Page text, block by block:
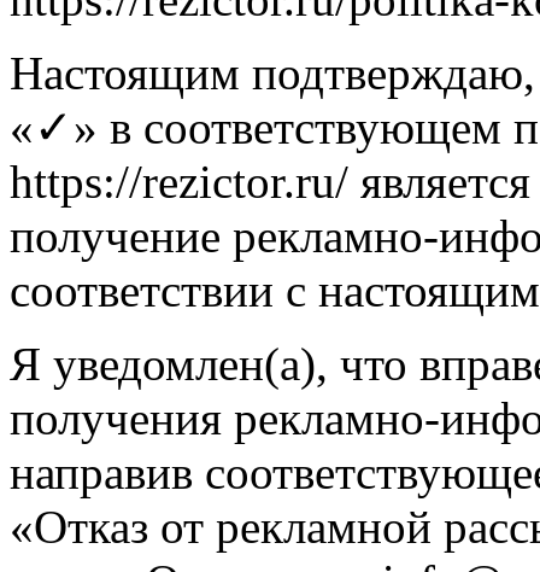
Настоящим подтверждаю,
«✓» в соответствующем
https://rezictor.ru/
получение рекламно-
соответствии с
Я уведомлен(а), что
получения рекламно-
направив
«Отказ от рекламной